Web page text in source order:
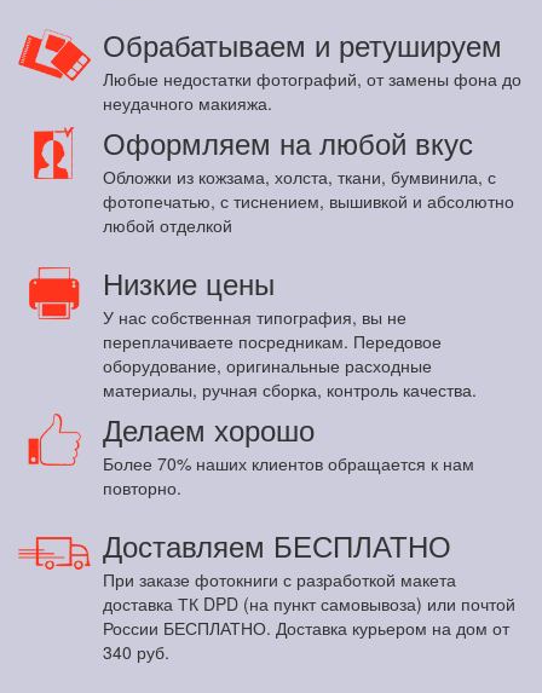
Обрабатываем и ретушируем
Любые недостатки фотографий, от замены фона до
неудачного макияжа.
Оформляем на любой вкус
Обложки из кожзама, холста, ткани, бумвинила, с
фотопечатью, с тиснением, вышивкой и абсолютно
любой отделкой
Низкие цены
У нас собственная типография, вы не
переплачиваете посредникам. Передовое
оборудование, оригинальные расходные
материалы, ручная сборка, контроль качества.
Делаем хорошо
Более 70% наших клиентов обращается к нам
повторно.
Доставляем БЕСПЛАТНО
При заказе фотокниги с разработкой макета
доставка ТК DPD (на пункт самовывоза) или почтой
России БЕСПЛАТНО. Доставка курьером на дом от
340 руб.